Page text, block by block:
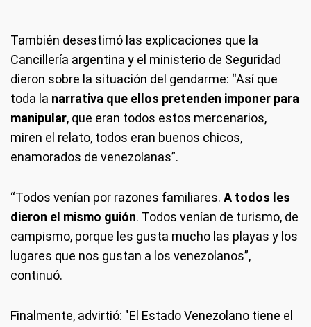
También desestimó las explicaciones que la
Cancillería argentina y el ministerio de Seguridad
dieron sobre la situación del gendarme: “Así que
toda la narrativa que ellos pretenden imponer para
manipular, que eran todos estos mercenarios,
miren el relato, todos eran buenos chicos,
enamorados de venezolanas”.
“Todos venían por razones familiares. A todos les
dieron el mismo guión. Todos venían de turismo, de
campismo, porque les gusta mucho las playas y los
lugares que nos gustan a los venezolanos”,
continuó.
Finalmente, advirtió: "El Estado Venezolano tiene el